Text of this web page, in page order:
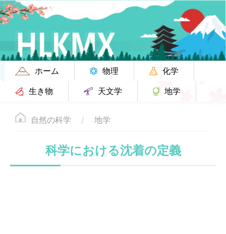
ホーム 物理
化学
生き物
天文学 地学
自然の科学 地学
科学における沈着の定義